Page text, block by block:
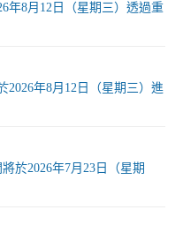
年8月12日（星期三）透過重
2026年8月12日（星期三）進
於2026年7月23日（星期